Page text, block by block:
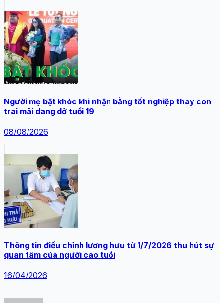
Người mẹ bật khóc khi nhận bằng tốt nghiệp thay con
trai mãi dang dở tuổi 19
08/08/2026
Thông tin điều chỉnh lương hưu từ 1/7/2026 thu hút sự
quan tâm của người cao tuổi
16/04/2026